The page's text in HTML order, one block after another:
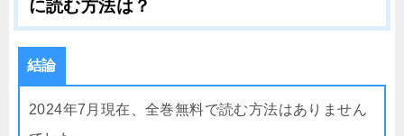
に読む方法は？
結論
2024年7月現在、全巻無料で読む方法はありません